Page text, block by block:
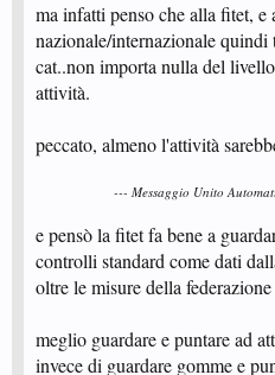
ma infatti penso che alla fitet, e
nazionale/internazionale quindi
cat..non importa nulla del
attività.
peccato, almeno l'attività
--- Messaggio Unito
e pensò la fitet fa bene a
controlli standard come dati
oltre le misure della
meglio guardare e puntare ad
invece di guardare gomme e